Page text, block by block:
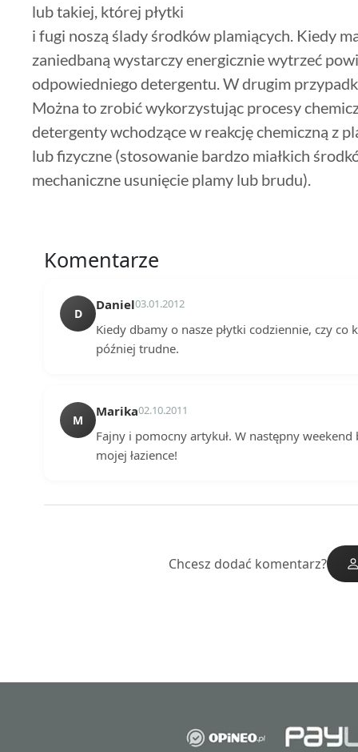
lub takiej, której płytki
i fugi noszą ślady środków plamiących. Kiedy
zaniedbaną wystarczy energicznie wytrzeć
odpowiedniego detergentu. W drugim
Można to zrobić wykorzystując procesy
detergenty wchodzące w reakcję chemiczną z
lub fizyczne (stosowanie bardzo miałkich
mechaniczne usunięcie plamy lub brudu).
Komentarze
D
Daniel03.01.2012
Kiedy dbamy o nasze płytki codziennie, czy co
później trudne.
M
Marika02.10.2011
Fajny i pomocny artykuł. W następny weekend
mojej łazience!
Chcesz dodać komentarz?